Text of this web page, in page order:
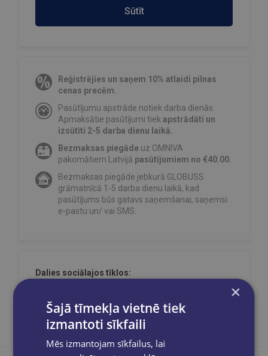
Sūtīt
Reģistrējies un saņem 10% atlaidi pilnas
cenas precēm.
Pasūtījumu apstrāde notiek darba dienās.
Apmaksātie pasūtījumi tiek apstrādāti un
izsūtīti 2-5 darba dienu laikā.
Bezmaksas piegāde uz OMNIVA
pakomātiem Latvijā pasūtījumiem no €40.00.
Bezmaksas piegāde jebkurā GLOBUSS
grāmatnīcā 1-5 darba dienu laikā, kad
pasūtījums būs gatavs saņemšanai, saņemsi
e-pastu un/ vai SMS.
Dalies sociālajos tīklos:
×
Šajā tīmekļa vietnē tiek
izmantoti sīkfaili
Mēs izmantojam sīkfailus, lai